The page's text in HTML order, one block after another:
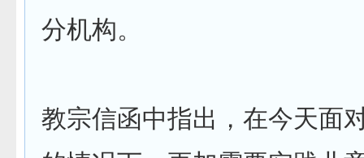
分机构。
教宗信函中指出，在今天面